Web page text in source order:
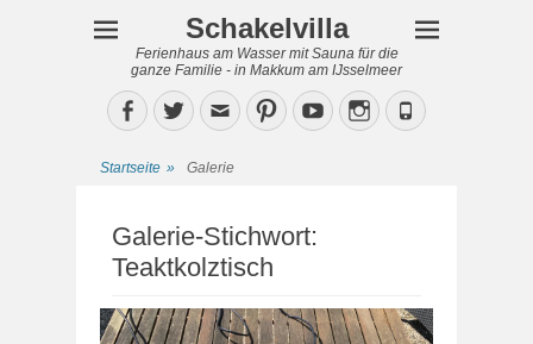
Schakelvilla
Ferienhaus am Wasser mit Sauna für die
ganze Familie - in Makkum am IJsselmeer
Facebook
TwitterEmailPinterestYouTubeInstagram
Phone
Startseite » Galerie
Galerie-Stichwort:
Teaktkolztisch